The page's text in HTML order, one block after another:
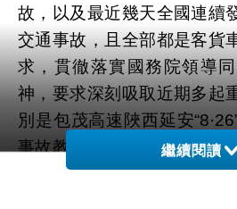
故，以及最近幾天全國連續
交通事故，且全部都是客貨
求，貫徹落實國務院領導
神，要求深刻吸取近期多起
別是包茂高速陜西延安
事故教訓，進一步加大交通
開展交通安全專項整治，有
繼續閱讀